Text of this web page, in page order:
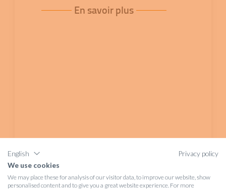
En savoir plus
English
Privacy policy
We use cookies
We may place these for analysis of our visitor data, to improve our website, show
personalised content and to give you a great website experience. For more